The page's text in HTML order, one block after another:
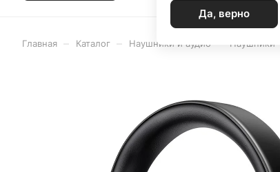
Да, верно
Главная Каталог Наушники и аудио Наушники